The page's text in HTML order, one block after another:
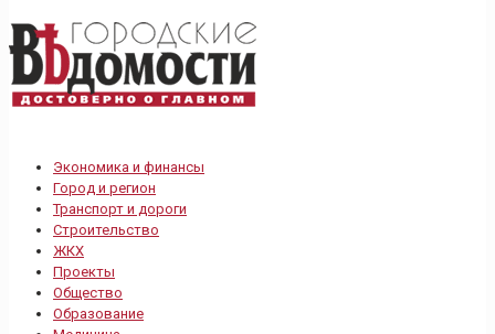
Экономика и финансы
Город и регион
Транспорт и дороги
Строительство
ЖКХ
Проекты
Общество
Образование